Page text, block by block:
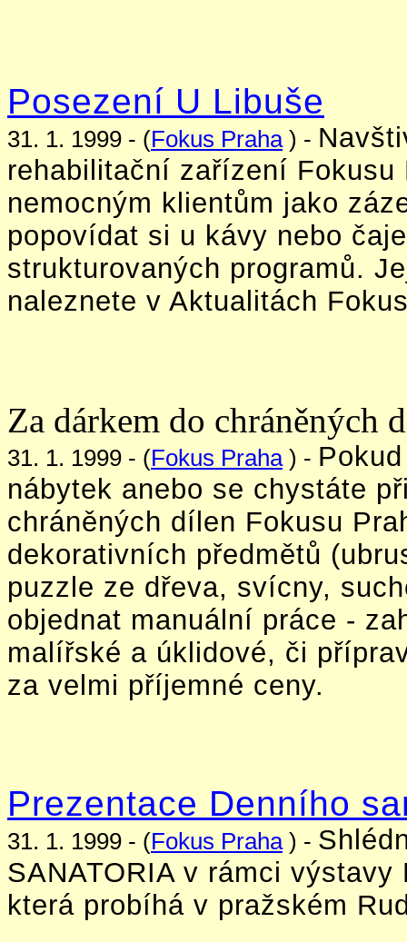
Posezení U Libuše
31. 1. 1999 - (Fokus Praha) -
rehabilitační zařízení
nemocným klientům jako
popovídat si u kávy nebo
strukturovaných programů.
naleznete v Aktualitách
Za dárkem do chráněných
31. 1. 1999 - (Fokus Praha) -
nábytek anebo se chystáte
chráněných dílen Fokusu
dekorativních předmětů
puzzle ze dřeva, svícny,
objednat manuální práce -
malířské a úklidové, či
za velmi příjemné ceny.
Prezentace Denního
31. 1. 1999 - (Fokus Praha) -
SANATORIA v rámci
která probíhá v pražském